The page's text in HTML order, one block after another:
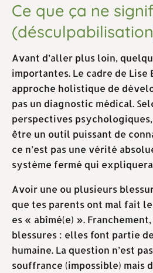
Ce que ça ne
Avant d’aller plus loin,
importantes. Le cadre de Lise
approche holistique de
pas un diagnostic médical.
perspectives
être un outil puissant de
ce n’est pas une vérité
système fermé qui
Avoir une ou plusieurs
que tes parents ont mal fait
es « abîmé(e) ».
blessures : elles font partie
humaine. La question n’est
souffrance (impossible) mais